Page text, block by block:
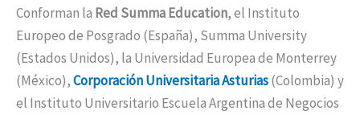
Conforman la Red Summa Education, el Instituto
Europeo de Posgrado (España), Summa University
(Estados Unidos), la Universidad Europea de Monterrey
(México),Corporación Universitaria Asturias(Colombia) y
el Instituto Universitario Escuela Argentina de Negocios